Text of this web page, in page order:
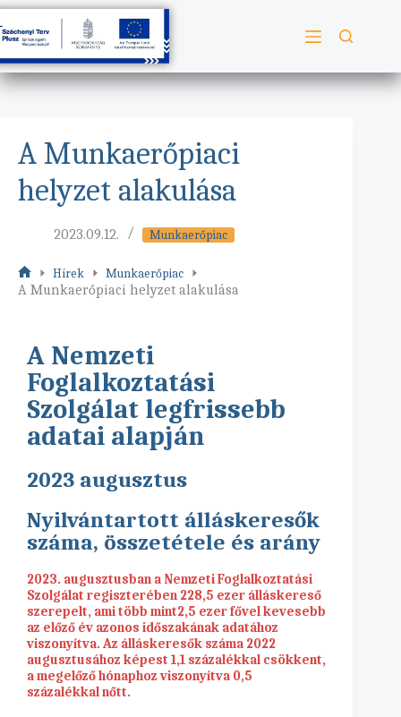
A Munkaerőpiaci
helyzet alakulása
2023.09.12. Munkaerőpiac
Hírek Munkaerőpiac
A Munkaerőpiaci helyzet alakulása
A Nemzeti
Foglalkoztatási
Szolgálat legfrissebb
adatai alapján
2023 augusztus
Nyilvántartott álláskeresők
száma, összetétele és arány
2023. augusztusban a Nemzeti Foglalkoztatási
Szolgálat regiszterében 228,5 ezer álláskereső
szerepelt, ami több mint2,5 ezer fővel kevesebb
az előző év azonos időszakának adatához
viszonyítva. Az álláskeresők száma 2022
augusztusához képest 1,1 százalékkal csökkent,
a megelőző hónaphoz viszonyítva 0,5
százalékkal nőtt.